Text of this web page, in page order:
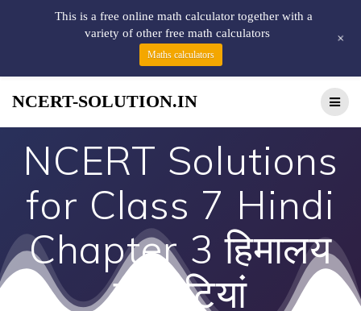
NCERT-SOLUTION.IN
NCERT Solutions
for Class 7 Hindi
Chapter 3 हिमालय
की बेटियां
This is a free online math calculator together with a
variety of other free math calculators
Maths calculators
+